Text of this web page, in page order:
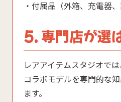
・付属品（外箱、充電器
5. 専門店が選
レアアイテムスタジオで
コラボモデルを専門的な
ます。